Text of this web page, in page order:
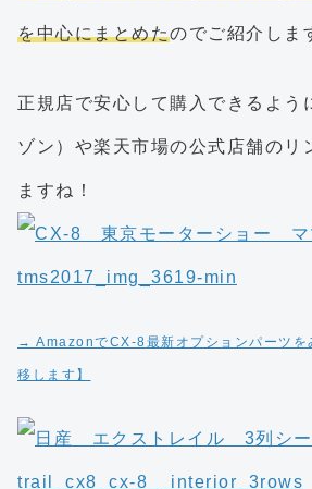
を中心にまとめたのでご紹介しま
正規店で安心して購入できるよう
ゾン）や楽天市場の公式店舗のリ
ますね！
→ AmazonでCX-8最新オプションパーツを
移します】